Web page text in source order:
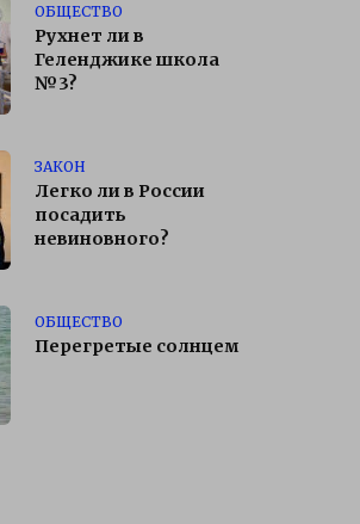
ОБЩЕСТВО
Рухнет ли в
Геленджике школа
№3?
ЗАКОН
Легко ли в России
посадить
невиновного?
ОБЩЕСТВО
Перегретые солнцем